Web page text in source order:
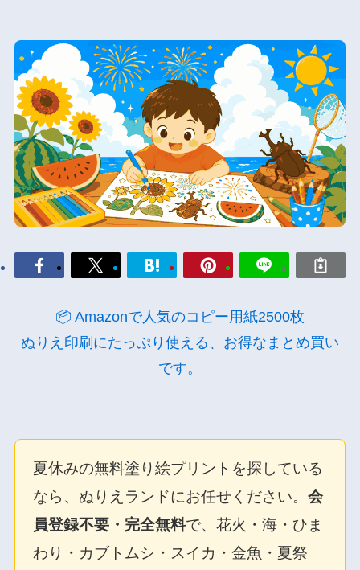
📦 Amazonで人気のコピー用紙2500枚
ぬりえ印刷にたっぷり使える、お得なまとめ買い
です。
夏休みの無料塗り絵プリントを探している
なら、ぬりえランドにお任せください。 会
員登録不要・完全無料で、花火・海・ひま
わり・カブトムシ・スイカ・金魚・夏祭